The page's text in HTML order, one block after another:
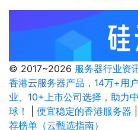
© 2017~2026 服务器行业资
香港云服务器产品，14万+用
业、10+上市公司选择，助力
球！
便宜稳定的香港服务器
荐榜单（云甄选指南）